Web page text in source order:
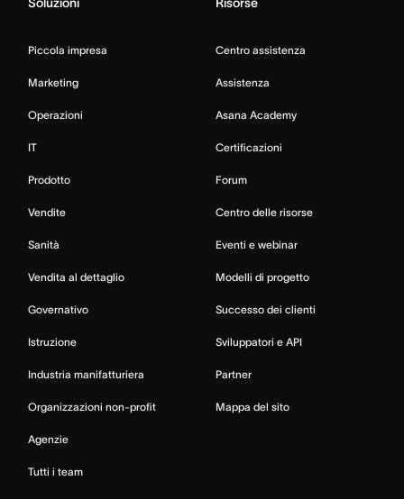
Soluzioni
Piccola impresa
Marketing
Operazioni
IT
Prodotto
Vendite
Sanità
Vendita al dettaglio
Governativo
Istruzione
Industria manifatturiera
Organizzazioni non-profit
Agenzie
Tutti i team
Risorse
Centro assistenza
Assistenza
Asana Academy
Certificazioni
Forum
Centro delle risorse
Eventi e webinar
Modelli di progetto
Successo dei clienti
Sviluppatori e API
Partner
Mappa del sito